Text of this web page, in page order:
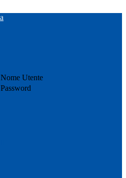
Nome Utente
Password